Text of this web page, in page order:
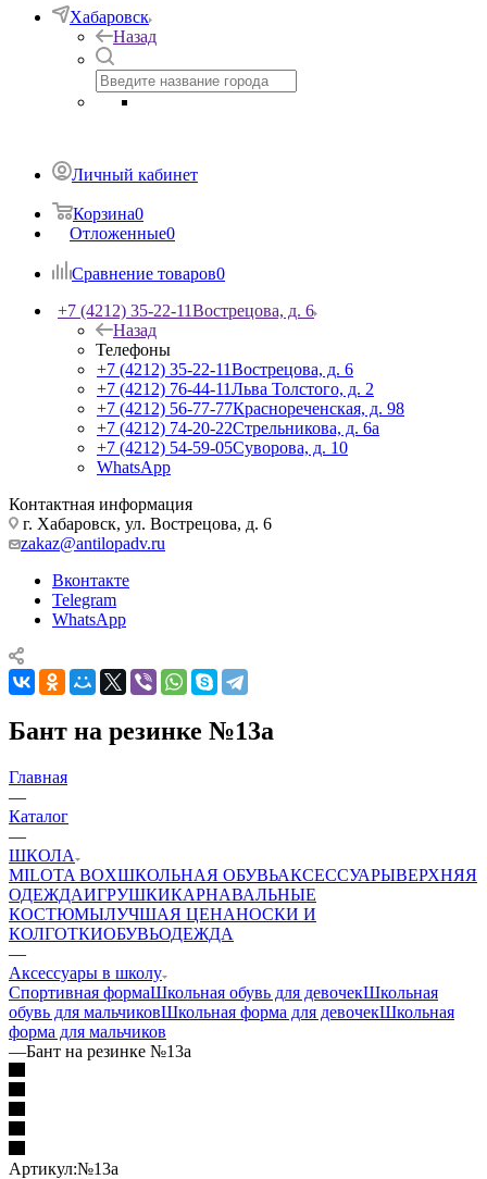
Хабаровск
Назад
Личный кабинет
Корзина0
Отложенные0
Сравнение товаров0
+7 (4212) 35-22-11Вострецова, д. 6
Назад
Телефоны
+7 (4212) 35-22-11Вострецова, д. 6
+7 (4212) 76-44-11Льва Толстого, д. 2
+7 (4212) 56-77-77Краснореченская, д. 98
+7 (4212) 74-20-22Стрельникова, д. 6а
+7 (4212) 54-59-05Суворова, д. 10
WhatsApp
Контактная информация
г. Хабаровск, ул. Вострецова, д. 6
zakaz@antilopadv.ru
Вконтакте
Telegram
WhatsApp
Бант на резинке №13а
Главная
—
Каталог
—
ШКОЛА
MILOTA BOXШКОЛЬНАЯ ОБУВЬАКСЕССУАРЫВЕРХНЯЯ
ОДЕЖДАИГРУШКИКАРНАВАЛЬНЫЕ
КОСТЮМЫЛУЧШАЯ ЦЕНАНОСКИ И
КОЛГОТКИОБУВЬОДЕЖДА
—
Аксессуары в школу
Спортивная формаШкольная обувь для девочекШкольная
обувь для мальчиковШкольная форма для девочекШкольная
форма для мальчиков
—Бант на резинке №13а
Артикул:№13а